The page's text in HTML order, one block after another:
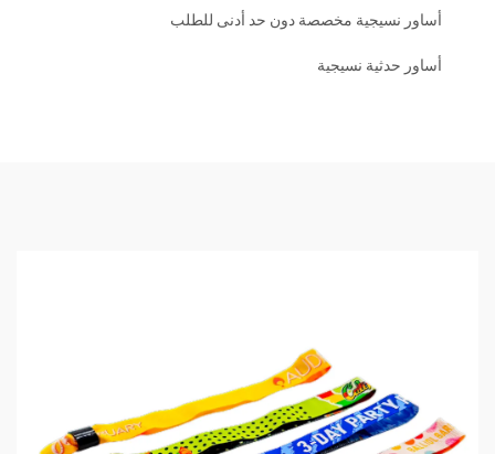
أساور نسيجية مخصصة دون حد أدنى للطلب
أساور حدثية نسيجية